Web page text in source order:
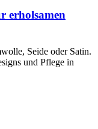
erholsamen
Seide oder Satin.
und Pflege in